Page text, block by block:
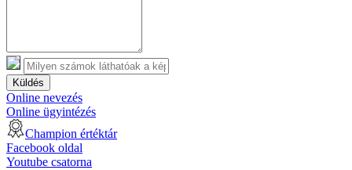
Küldés
Online nevezés
Online ügyintézés
Champion értéktár
Facebook oldal
Youtube csatorna